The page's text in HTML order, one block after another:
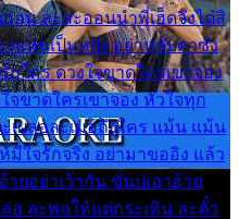
อน ละสะออนนำพี่เฮ็ดจังได๋สิ
แหน่เป็นหยัง อย่าหลับตาซัง
กใคร ดวงใจขาดใครเขาจอง
จขาดใครเขาจอง หัวใจทุก
ะเผลอละเมอถึงใคร แม้น แม้น
มีใจรักจริง อย่ามาขออิง แล้ว
ยอย่าเว้ากัน ขั่นบ่เอาอ้าย
อ ละพอให้แต่กระเทิน ละตั๋ว